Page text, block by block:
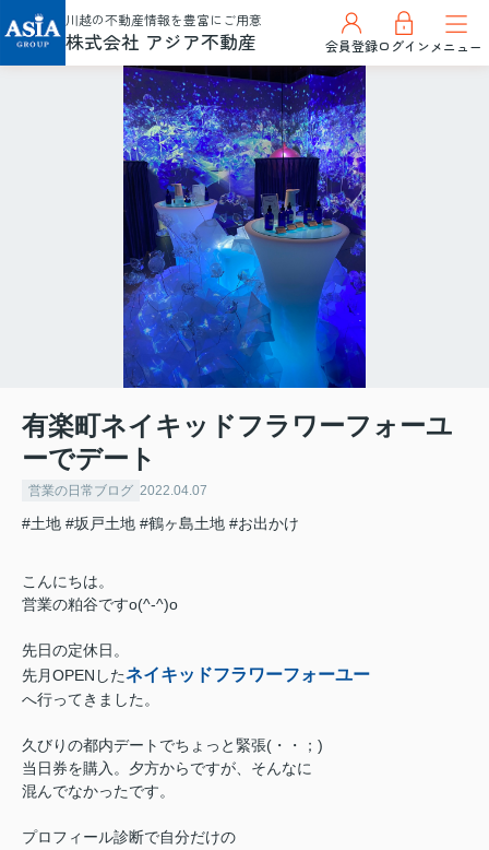
川越の不動産情報を豊富にご用意
株式会社 アジア不動産 会員登録ログインメニュー
有楽町ネイキッドフラワーフォーユ
ーでデート
営業の日常ブログ 2022.04.07
#土地 #坂戸土地 #鶴ヶ島土地 #お出かけ
こんにちは。
営業の粕谷ですo(^-^)o
先日の定休日。
先月OPENしたネイキッドフラワーフォーユー
へ行ってきました。
久びりの都内デートでちょっと緊張(・・；)
当日券を購入。夕方からですが、そんなに
混んでなかったです。
プロフィール診断で自分だけの